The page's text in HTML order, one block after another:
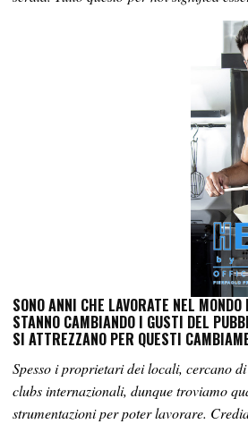
SONO ANNI CHE LAVORATE NEL
STANNO CAMBIANDO I GUSTI DEL
SI ATTREZZANO PER QUESTI
Spesso i proprietari dei locali, cercano
clubs internazionali, dunque troviamo
strumentazioni per poter lavorare.